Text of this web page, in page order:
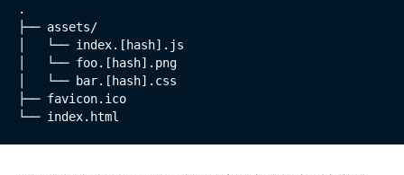
.
├── assets/
│   └── index.[hash].js
│   └── foo.[hash].png
│   └── bar.[hash].css
├── favicon.ico
└── index.html